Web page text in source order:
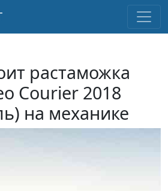
растаможка
Courier 2018
на механике